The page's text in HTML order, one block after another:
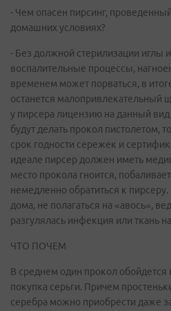
- Чем опасен пирсинг,
домашних условиях?
- Без должной стерилизации
воспалительные процессы,
временем может порваться, в
останется малопривлекательный
у пирсера лицензию на данный
будут делать прокол пистолетом,
срок годности сережек и
идеале пирсер должен иметь
место прокола гноится,
немедленно обратиться к
дома, не полагаться на «авось»,
разгулялась инфекция или ткань
ЧТО ПОЧЕМ
В среднем один прокол
покупка серьги. Причем
серебра можно приобрести даже